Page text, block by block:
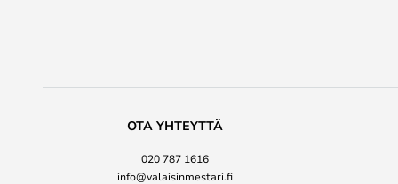
OTA YHTEYTTÄ
020 787 1616
info@valaisinmestari.fi